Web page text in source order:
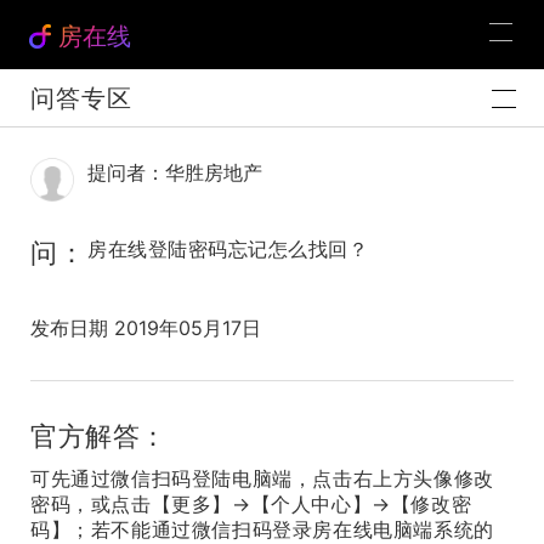
房在线
问答专区
提问者：华胜房地产
问： 房在线登陆密码忘记怎么找回？
发布日期 2019年05月17日
官方解答：
可先通过微信扫码登陆电脑端，点击右上方头像修改
密码，或点击【更多】→【个人中心】→【修改密
码】；若不能通过微信扫码登录房在线电脑端系统的